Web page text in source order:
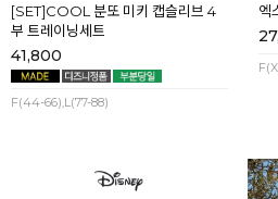
[SET]COOL 분또 미키 캡슬리브 4
부 트레이닝세트
41,800
F(44-66),L(77-88)
엑